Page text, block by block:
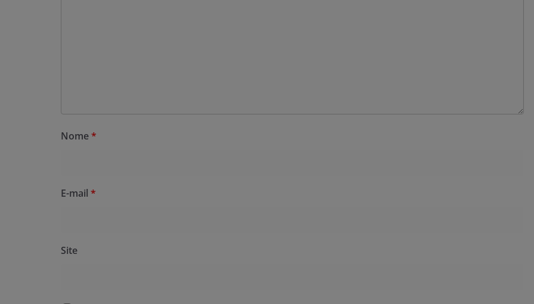
Nome*
E-mail *
Site